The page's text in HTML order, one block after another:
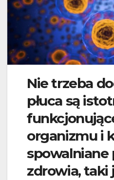
Nie trzeba
płuca są
organizmu i
spowalniane
zdrowia, taki